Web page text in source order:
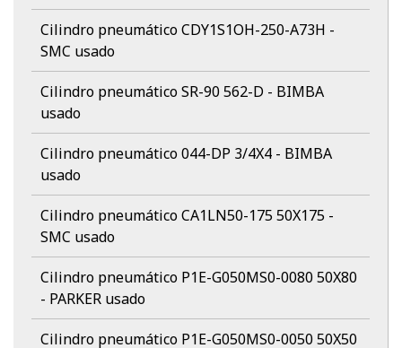
Cilindro pneumático CDY1S1OH-250-A73H -
SMC usado
Cilindro pneumático SR-90 562-D - BIMBA
usado
Cilindro pneumático 044-DP 3/4X4 - BIMBA
usado
Cilindro pneumático CA1LN50-175 50X175 -
SMC usado
Cilindro pneumático P1E-G050MS0-0080 50X80
- PARKER usado
Cilindro pneumático P1E-G050MS0-0050 50X50